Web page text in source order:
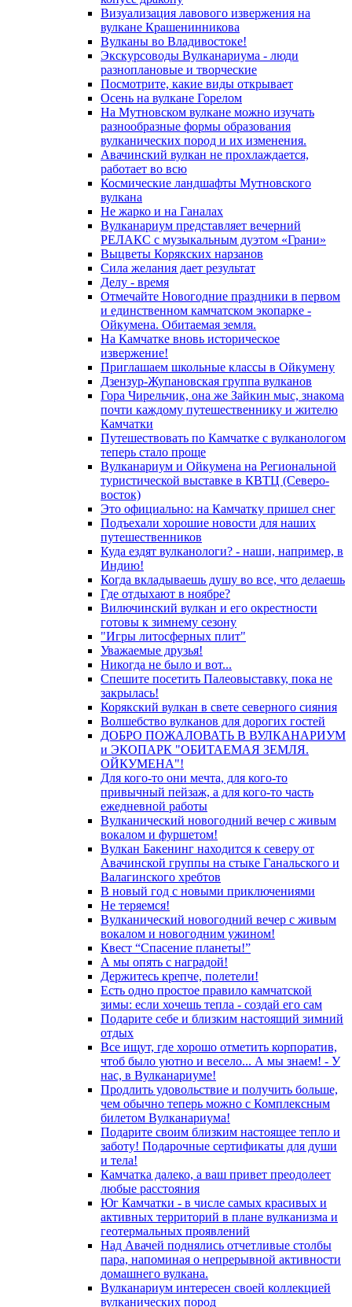
Визуализация лавового извержения на
вулкане Крашенинникова
Вулканы во Владивостоке!
Экскурсоводы Вулканариума - люди
разноплановые и творческие
Посмотрите, какие виды открывает
Осень на вулкане Горелом
На Мутновском вулкане можно изучать
разнообразные формы образования
вулканических пород и их изменения.
Авачинский вулкан не прохлаждается,
работает во всю
Космические ландшафты Мутновского
вулкана
Не жарко и на Ганалах
Вулканариум представляет вечерний
РЕЛАКС с музыкальным дуэтом «Грани»
Выцветы Корякских нарзанов
Сила желания дает результат
Делу - время
Отмечайте Новогодние праздники в первом
и единственном камчатском экопарке -
Ойкумена. Обитаемая земля.
На Камчатке вновь историческое
извержение!
Приглашаем школьные классы в Ойкумену
Дзензур-Жупановская группа вулканов
Гора Чирельчик, она же Зайкин мыс, знакома
почти каждому путешественнику и жителю
Камчатки
Путешествовать по Камчатке с вулканологом
теперь стало проще
Вулканариум и Ойкумена на Региональной
туристической выставке в КВТЦ (Северо-
восток)
Это официально: на Камчатку пришел снег
Подъехали хорошие новости для наших
путешественников
Куда ездят вулканологи? - наши, например, в
Индию!
Когда вкладываешь душу во все, что делаешь
Где отдыхают в ноябре?
Вилючинский вулкан и его окрестности
готовы к зимнему сезону
"Игры литосферных плит"
Уважаемые друзья!
Никогда не было и вот...
Спешите посетить Палеовыставку, пока не
закрылась!
Корякский вулкан в свете северного сияния
Волшебство вулканов для дорогих гостей
ДОБРО ПОЖАЛОВАТЬ В ВУЛКАНАРИУМ
и ЭКОПАРК "ОБИТАЕМАЯ ЗЕМЛЯ.
ОЙКУМЕНА"!
Для кого-то они мечта, для кого-то
привычный пейзаж, а для кого-то часть
ежедневной работы
Вулканический новогодний вечер с живым
вокалом и фуршетом!
Вулкан Бакенинг находится к северу от
Авачинской группы на стыке Ганальского и
Валагинского хребтов
В новый год с новыми приключениями
Не теряемся!
Вулканический новогодний вечер с живым
вокалом и новогодним ужином!
Квест “Спасение планеты!”
А мы опять с наградой!
Держитесь крепче, полетели!
Есть одно простое правило камчатской
зимы: если хочешь тепла - создай его сам
Подарите себе и близким настоящий зимний
отдых
Все ищут, где хорошо отметить корпоратив,
чтоб было уютно и весело... А мы знаем! - У
нас, в Вулканариуме!
Продлить удовольствие и получить больше,
чем обычно теперь можно с Комплексным
билетом Вулканариума!
Подарите своим близким настоящее тепло и
заботу! Подарочные сертификаты для души
и тела!
Камчатка далеко, а ваш привет преодолеет
любые расстояния
Юг Камчатки - в числе самых красивых и
активных территорий в плане вулканизма и
геотермальных проявлений
Над Авачей поднялись отчетливые столбы
пара, напоминая о непрерывной активности
домашнего вулкана.
Вулканариум интересен своей коллекцией
вулканических пород